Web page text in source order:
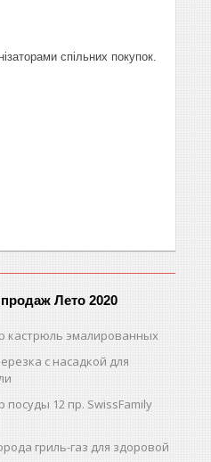
спільних покупок.
Лето 2020
кастрюль эмалированных
с насадкой для
посуды 12 пр. SwissFamily
гриль-газ для здоровой